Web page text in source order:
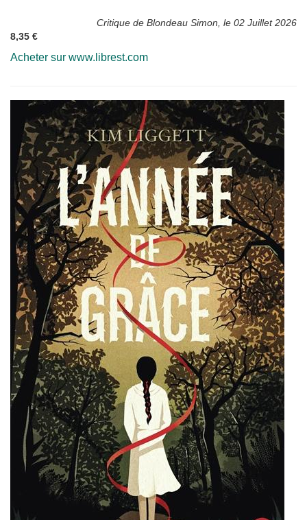
Critique de Blondeau Simon, le 02 Juillet 2026
8,35 €
Acheter sur www.librest.com